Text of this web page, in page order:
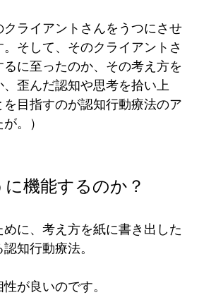
ライアントさんをうつにさせ
そして、そのクライアントさ
に至ったのか、その考え方を
歪んだ認知や思考を拾い上
目指すのが認知行動療法のア
。）
機能するのか？
に、考え方を紙に書き出した
知行動療法。
が良いのです。